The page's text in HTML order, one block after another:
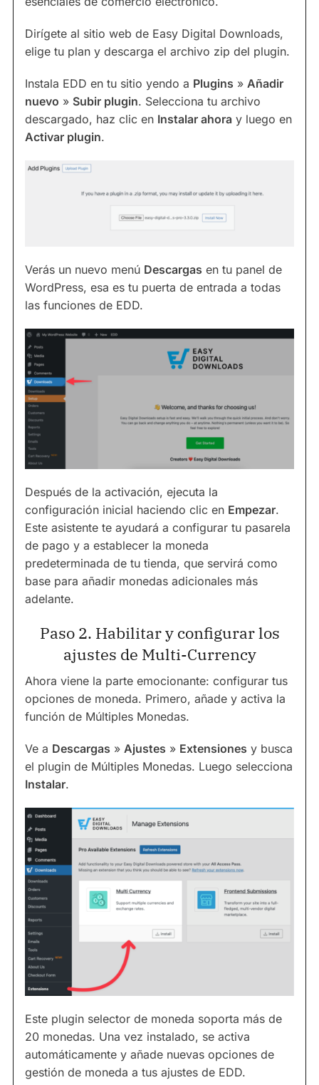
Dirígete al sitio web de Easy Digital Downloads,
elige tu plan y descarga el archivo zip del plugin.
Instala EDD en tu sitio yendo a Plugins » Añadir
nuevo » Subir plugin. Selecciona tu archivo
descargado, haz clic en Instalar ahora y luego en
Activar plugin.
Verás un nuevo menú Descargas en tu panel de
WordPress, esa es tu puerta de entrada a todas
las funciones de EDD.
Después de la activación, ejecuta la
configuración inicial haciendo clic en Empezar.
Este asistente te ayudará a configurar tu pasarela
de pago y a establecer la moneda
predeterminada de tu tienda, que servirá como
base para añadir monedas adicionales más
adelante.
Paso 2. Habilitar y configurar los
ajustes de Multi-Currency
Ahora viene la parte emocionante: configurar tus
opciones de moneda. Primero, añade y activa la
función de Múltiples Monedas.
Ve a Descargas » Ajustes » Extensiones y busca
el plugin de Múltiples Monedas. Luego selecciona
Instalar.
Este plugin selector de moneda soporta más de
20 monedas. Una vez instalado, se activa
automáticamente y añade nuevas opciones de
gestión de moneda a tus ajustes de EDD.